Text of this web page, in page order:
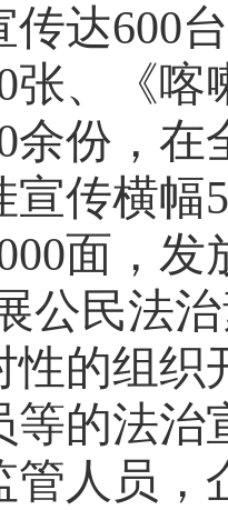
传达600
张、《喀
余份，在
宣传横幅
面，发
公民法
性的组
等的法治
管人员